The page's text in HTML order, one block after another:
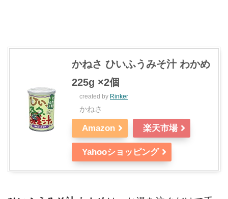
かねさ ひいふうみそ汁 わかめ
225g ×2個
created by Rinker
かねさ
Amazon 楽天市場
Yahooショッピング